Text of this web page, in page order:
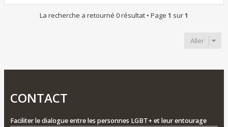
La recherche a retourné 0 résultat • Page 1 sur1
Aller
CONTACT
Faciliter le dialogue entre les personnes LGBT+ et leur entourage